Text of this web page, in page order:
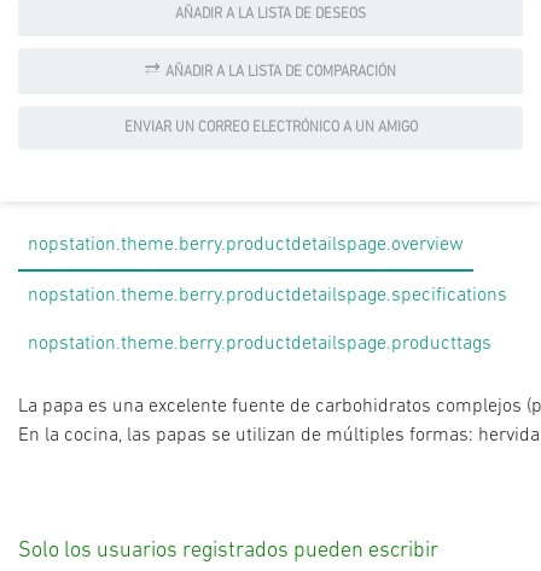
AÑADIR A LA LISTA DE DESEOS
AÑADIR A LA LISTA DE COMPARACIÓN
ENVIAR UN CORREO ELECTRÓNICO A UN AMIGO
nopstation.theme.berry.productdetailspage.overview
nopstation.theme.berry.productdetailspage.specifications
nopstation.theme.berry.productdetailspage.producttags
La papa es una excelente fuente de carbohidratos complejos
En la cocina, las papas se utilizan de múltiples formas:
Solo los usuarios registrados pueden escribir